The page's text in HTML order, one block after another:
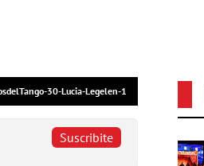
30-Lucia-Legelen-1
Suscribite